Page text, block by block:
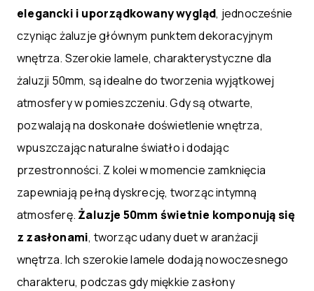
elegancki i uporządkowany wygląd, jednocześnie
czyniąc żaluzje głównym punktem dekoracyjnym
wnętrza. Szerokie lamele, charakterystyczne dla
żaluzji 50mm, są idealne do tworzenia wyjątkowej
atmosfery w pomieszczeniu. Gdy są otwarte,
pozwalają na doskonałe doświetlenie wnętrza,
wpuszczając naturalne światło i dodając
przestronności. Z kolei w momencie zamknięcia
zapewniają pełną dyskrecję, tworząc intymną
atmosferę. Żaluzje 50mm świetnie komponują się
z zasłonami, tworząc udany duet w aranżacji
wnętrza. Ich szerokie lamele dodają nowoczesnego
charakteru, podczas gdy miękkie zasłony